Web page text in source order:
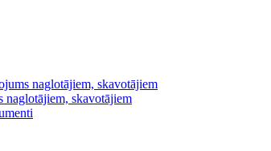
naglotājiem, skavotājiem
naglotājiem, skavotājiem